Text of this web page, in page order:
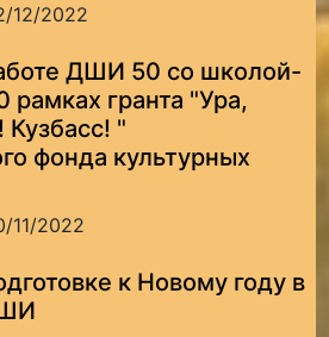
12/2022
ДШИ 50 со школой-
рамках гранта "Ура,
"
фонда культурных
11/2022
к Новому году в